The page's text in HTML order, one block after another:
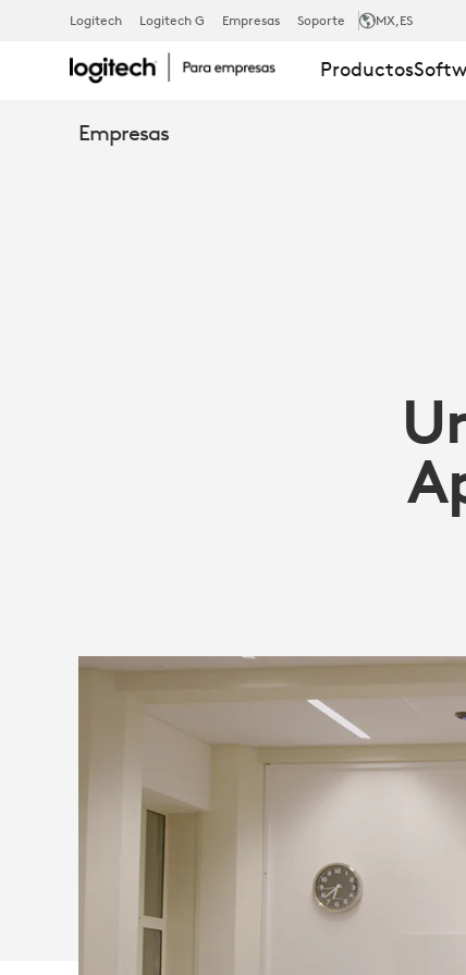
CASO
DE
SIMPLIFICA
LA
EDUCACIÓN
HÍBRIDA
Logitech Logitech G Empresas Soporte MX,ES
Productos
Empresas